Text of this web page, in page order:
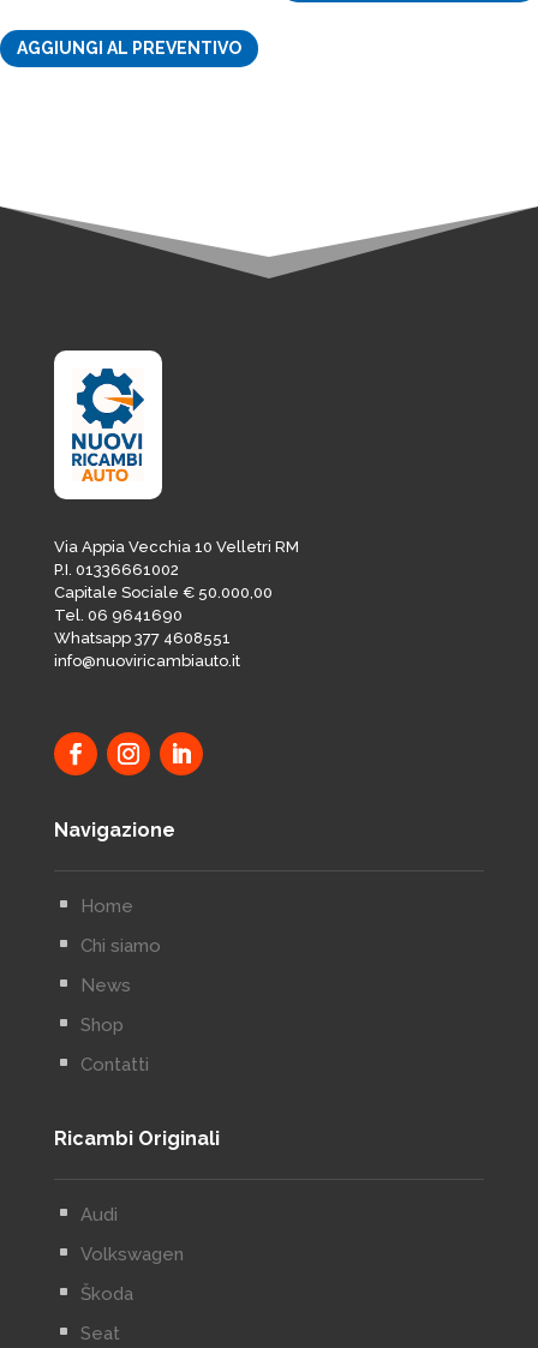
originaleattuale
AGGIUNGI AL PREVENTIVO
Via Appia Vecchia 10 Velletri RM
P.I. 01336661002
Capitale Sociale € 50.000,00
Tel. 06 9641690
Whatsapp 377 4608551
info@nuoviricambiauto.it
Navigazione
^ Home
^ Chi siamo
^ News
^ Shop
^ Contatti
Ricambi Originali
^ Audi
^ Volkswagen
^ Škoda
^ Seat